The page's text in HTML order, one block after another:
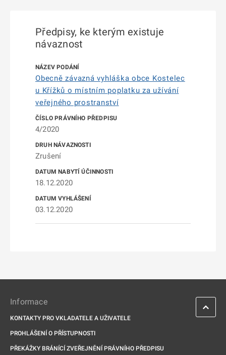
Předpisy, ke kterým existuje
návaznost
Obecně závazná vyhláška obce Kostelec
u Křížků o místním poplatku za užívání
veřejného prostranství
4/2020
Zrušení
18.12.2020
03.12.2020
Informace
KONTAKTY PRO VKLADATELE A UŽIVATELE
PROHLÁŠENÍ O PŘÍSTUPNOSTI
PŘEKÁŽKY BRÁNÍCÍ ZVEŘEJNĚNÍ PRÁVNÍHO PŘEDPISU